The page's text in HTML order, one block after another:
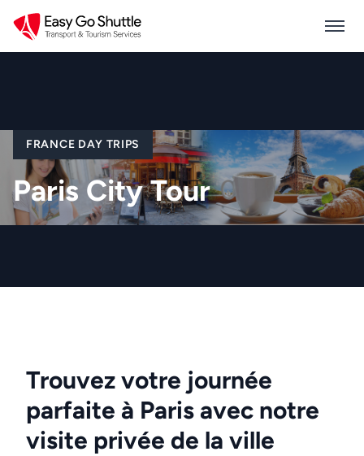
FRANCE DAY TRIPS
Paris City Tour
Trouvez votre journée
parfaite à Paris avec notre
visite privée de la ville